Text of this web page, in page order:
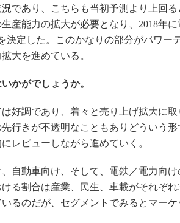
であり、こちらも当初予測より上回る
産能力の拡大が必要となり、2018年
決定した。このかなりの部分がパワー
大を進めている。
かがでしょうか。
好調であり、着々と売り上げ拡大に取
行きが不透明なこともありどういう
レビューしながら進めていく。
自動車向け、そして、電鉄／電力向け
る割合は産業、民生、車載がそれぞれ
るのだが、セグメントでみるとマー